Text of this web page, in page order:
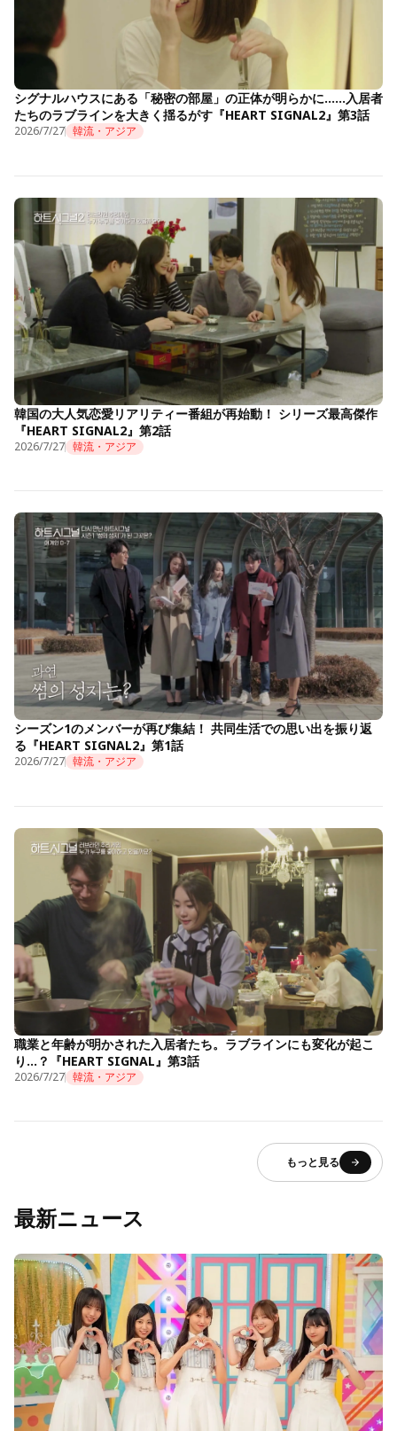
シグナルハウスにある「秘密の部屋」の正体が明らかに……入居者
たちのラブラインを大きく揺るがす『HEART SIGNAL2』第3話
2026/7/27 韓流・アジア
韓国の大人気恋愛リアリティー番組が再始動！ シリーズ最高傑作
『HEART SIGNAL2』第2話
2026/7/27 韓流・アジア
シーズン1のメンバーが再び集結！ 共同生活での思い出を振り返
る『HEART SIGNAL2』第1話
2026/7/27 韓流・アジア
職業と年齢が明かされた入居者たち。ラブラインにも変化が起こ
り…？『HEART SIGNAL』第3話
2026/7/27 韓流・アジア
もっと見る
最新ニュース